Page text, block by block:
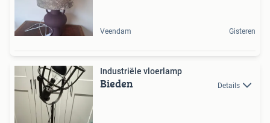
Veendam Gisteren
Industriële vloerlamp
Bieden Details